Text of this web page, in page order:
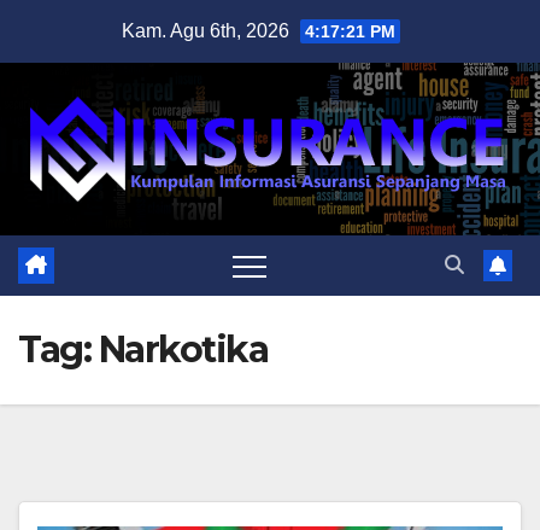
Kam. Agu 6th, 2026 4:17:22 PM
Tag: Narkotika